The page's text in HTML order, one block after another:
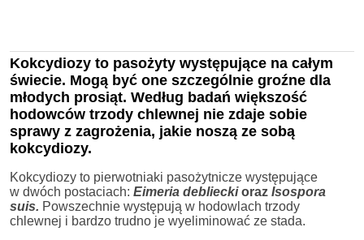
Kokcydiozy to pasożyty występujące na całym
świecie. Mogą być one szczególnie groźne dla
młodych prosiąt. Według badań większość
hodowców trzody chlewnej nie zdaje sobie
sprawy z zagrożenia, jakie noszą ze sobą
kokcydiozy.
Kokcydiozy to pierwotniaki pasożytnicze występujące
w dwóch postaciach: Eimeria deblieckioraz Isospora
suis. Powszechnie występują w hodowlach trzody
chlewnej i bardzo trudno je wyeliminować ze stada.